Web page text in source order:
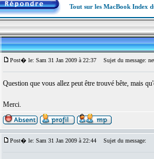
Tout sur les MacBook Index
Post� le: Sam 31 Jan 2009 à 22:37 Sujet du message:
Question que vous allez peut être trouvé bête, mais
Merci.
Post� le: Sam 31 Jan 2009 à 22:44 Sujet du message: